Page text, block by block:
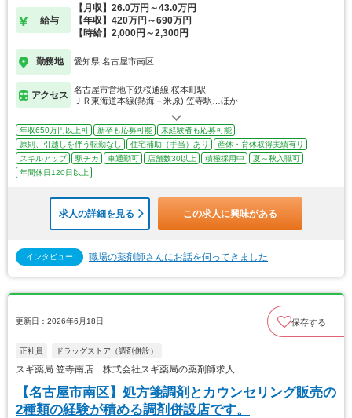
給与
【月収】26.0万円～43.0万円
【年収】420万円～690万円
【時給】2,000円～2,300円
勤務地 愛知県 名古屋市南区
アクセス
名古屋市営地下鉄桜通線 桜本町駅
ＪＲ東海道本線(熱海－米原) 笠寺駅…ほか
年収650万円以上可 新卒も応募可能
未経験者も応募可能
原則、引越しを伴う転勤なし
住宅補助（手当）あり
産休・育休取得実績有り
スキルアップ
駅チカ 車通勤可 店舗数30以上 積極採用中
夏～秋入職可
年間休日120日以上
求人の詳細を見る この求人に興味がある
インタビュー 職場の薬剤師さんにお話を伺ってきました
更新日：2026年6月18日 保存する
正社員 ドラッグストア（調剤併設）
スギ薬局 笠寺南店 株式会社スギ薬局の薬剤師求人
【名古屋市南区】処方箋調剤とカウンセリング販売の
2種類の経験が積める調剤併設店です。